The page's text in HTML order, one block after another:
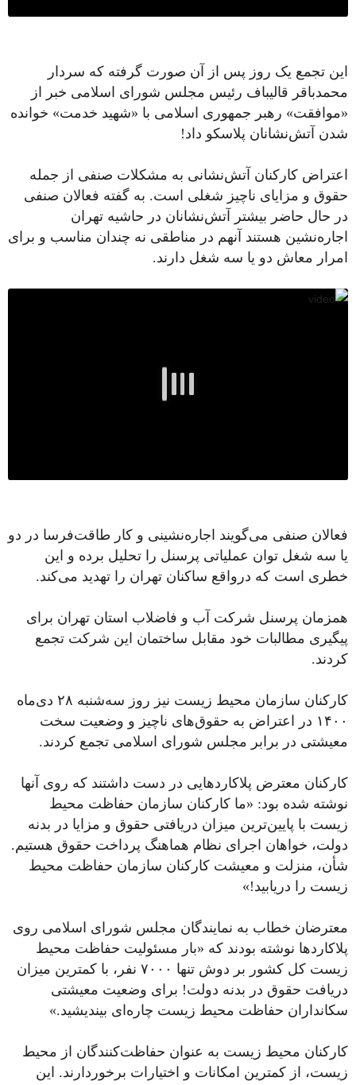
این تجمع یک روز پس از آن صورت گرفته که سردار
محمدباقر قالیباف رئیس مجلس شورای اسلامی خبر از
«موافقت» رهبر جمهوری اسلامی با «شهید خدمت» خوانده
شدن آتش‌نشانان پلاسکو داد!
اعتراض کارکنان آتش‌نشانی به مشکلات صنفی از جمله
حقوق و مزایای ناچیز شغلی است. به گفته فعالان صنفی
در حال حاضر بیشتر آتش‌نشانان در حاشیه تهران
اجاره‌نشین هستند آنهم در مناطقی نه چندان مناسب و برای
امرار معاش دو یا سه شغل دارند.
فعالان صنفی می‌گویند اجاره‌نشینی و کار طاقت‌فرسا در دو
یا سه شغل توان عملیاتی پرسنل را تحلیل برده و این
خطری است که درواقع ساکنان تهران را تهدید می‌کند.
همزمان پرسنل شرکت آب و فاضلاب استان تهران برای
پیگیری مطالبات خود مقابل ساختمان این شرکت تجمع
کردند.
کارکنان سازمان محیط زیست نیز روز سه‌شنبه ۲۸ دی‌ماه
۱۴۰۰ در اعتراض به حقوق‌های ناچیز و وضعیت سخت
معیشتی در برابر مجلس شورای اسلامی تجمع کردند.
کارکنان معترض پلاکاردهایی در دست داشتند که روی آنها
نوشته شده بود: «ما کارکنان سازمان حفاظت محیط
زیست با پایین‌ترین میزان دریافتی حقوق و مزایا در بدنه
دولت، خواهان اجرای نظام هماهنگ پرداخت حقوق هستیم.
شأن، منزلت و معیشت کارکنان سازمان حفاظت محیط
زیست را دریابید!»
معترضان خطاب به نمایندگان مجلس شورای اسلامی روی
پلاکاردها نوشته بودند که «بار مسئولیت حفاظت محیط
زیست کل کشور بر دوش تنها ۷۰۰۰ نفر، با کمترین میزان
دریافت حقوق در بدنه دولت! برای وضعیت معیشتی
سکانداران حفاظت محیط زیست چاره‌ای بیندیشید.»
کارکنان محیط زیست به عنوان حفاظت‌کنندگان از محیط
زیست، از کمترین امکانات و اختیارات برخوردارند. این